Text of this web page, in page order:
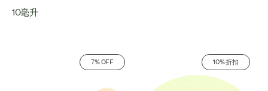
10毫升
7% OFF 10% 折扣